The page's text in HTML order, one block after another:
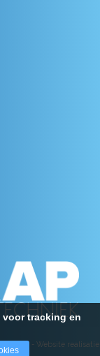
- Website realisatie
voor tracking en